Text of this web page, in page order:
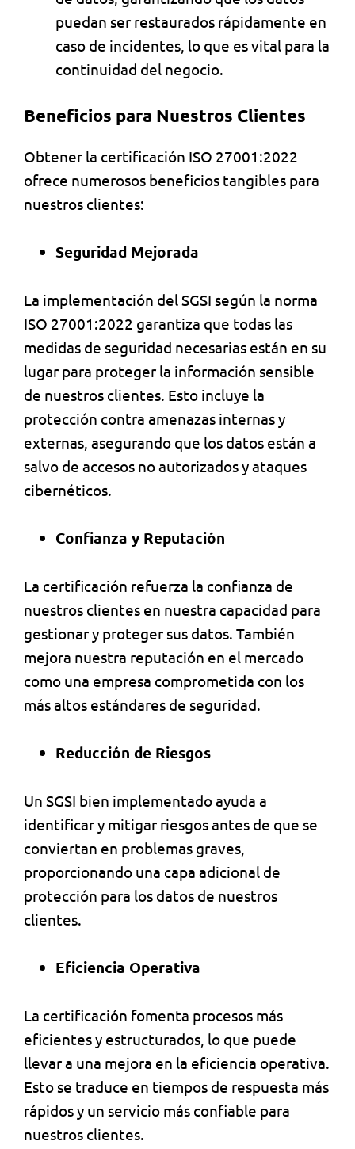
puedan ser restaurados rápidamente en
caso de incidentes, lo que es vital para la
continuidad del negocio.
Beneficios para Nuestros Clientes
Obtener la certificación ISO 27001:2022
ofrece numerosos beneficios tangibles para
nuestros clientes:
Seguridad Mejorada
La implementación del SGSI según la norma
ISO 27001:2022 garantiza que todas las
medidas de seguridad necesarias están en su
lugar para proteger la información sensible
de nuestros clientes. Esto incluye la
protección contra amenazas internas y
externas, asegurando que los datos están a
salvo de accesos no autorizados y ataques
cibernéticos.
Confianza y Reputación
La certificación refuerza la confianza de
nuestros clientes en nuestra capacidad para
gestionar y proteger sus datos. También
mejora nuestra reputación en el mercado
como una empresa comprometida con los
más altos estándares de seguridad.
Reducción de Riesgos
Un SGSI bien implementado ayuda a
identificar y mitigar riesgos antes de que se
conviertan en problemas graves,
proporcionando una capa adicional de
protección para los datos de nuestros
clientes.
Eficiencia Operativa
La certificación fomenta procesos más
eficientes y estructurados, lo que puede
llevar a una mejora en la eficiencia operativa.
Esto se traduce en tiempos de respuesta más
rápidos y un servicio más confiable para
nuestros clientes.